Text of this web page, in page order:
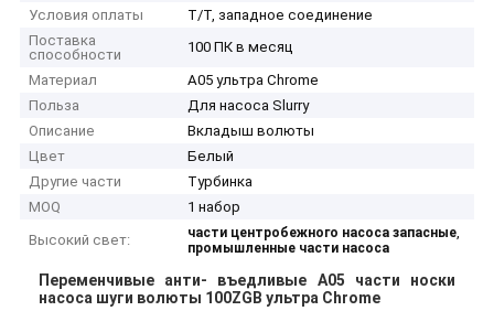
Условия оплаты
T/T, западное соединение
Поставка
способности
100 ПК в месяц
Материал
A05 ультра Chrome
Польза
Для насоса Slurry
Описание
Вкладыш волюты
Цвет
Белый
Другие части
Турбинка
MOQ
1 набор
Высокий свет:
части центробежного насоса запасные,
промышленные части насоса
Переменчивые анти- въедливые A05 части носки
насоса шуги волюты 100ZGB ультра Chrome